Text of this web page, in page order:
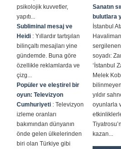
psikolojik kuvvetler,
yapıtı...
Subliminal mesaj ve
Heidi : Yıllardır tartışılan
bilinçaltı mesajları yine
gündemde. Buna göre
özellikle reklamlarda ve
çizg...
Popüler ve eleştirel bir
oyun: Televizyon
Cumhuriyeti : Televizyon
izleme oranları
bakımından dünyanın
önde gelen ülkelerinden
biri olan Türkiye gibi
Sanatın
bulutlara
İstanbul
sergilenen
soyadı:
‘İstanbul
Melek
yıldır
oyunlarla
kazan...